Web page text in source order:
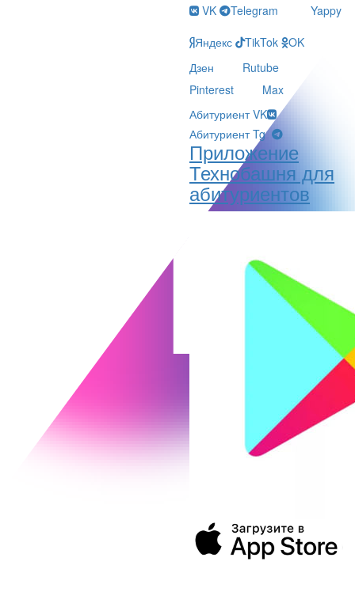
VK Telegram
Yappy
Яндекс
TikTok
OK
Дзен
Rutube
Pinterest
Max
Абитуриент VK
Абитуриент Tg
Приложение
Технобашня для
абитуриентов